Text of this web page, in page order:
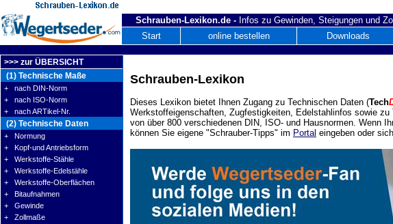
Schrauben-Lexikon.de - Infos zu Gewinden, Steigungen und Zoll
Start
online bestellen Downloads
>>> zur ÜBERSICHT
(1) Technische Maße
+ nach DIN-Norm
+ nach ISO-Norm
+ nach ARTikel-Nr.
(2) Technische Daten
+ Normung
+ Kopf-und Antriebsform
+ Werkstoffe-Stähle
+ Werkstoffe-Edelstähle
+ Werkstoffe-Oberflächen
+ Bitaufnahmen
+ Gewinde
+ Zollmaße
Schrauben-Lexikon
Dieses Lexikon bietet Ihnen Zugang zu Technischen Daten (Tech
Werkstoffeigenschaften, Zugfestigkeiten, Edelstahlinfos sowie zu
von über 800 verschiedenen DIN, ISO- und Hausnormen. Wenn
können Sie eigene "Schrauber-Tipps" im Portal eingeben oder